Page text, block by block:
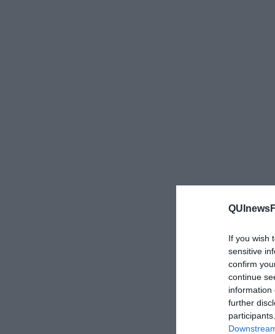
If you wish
sensitive
confirm
continue
information
further